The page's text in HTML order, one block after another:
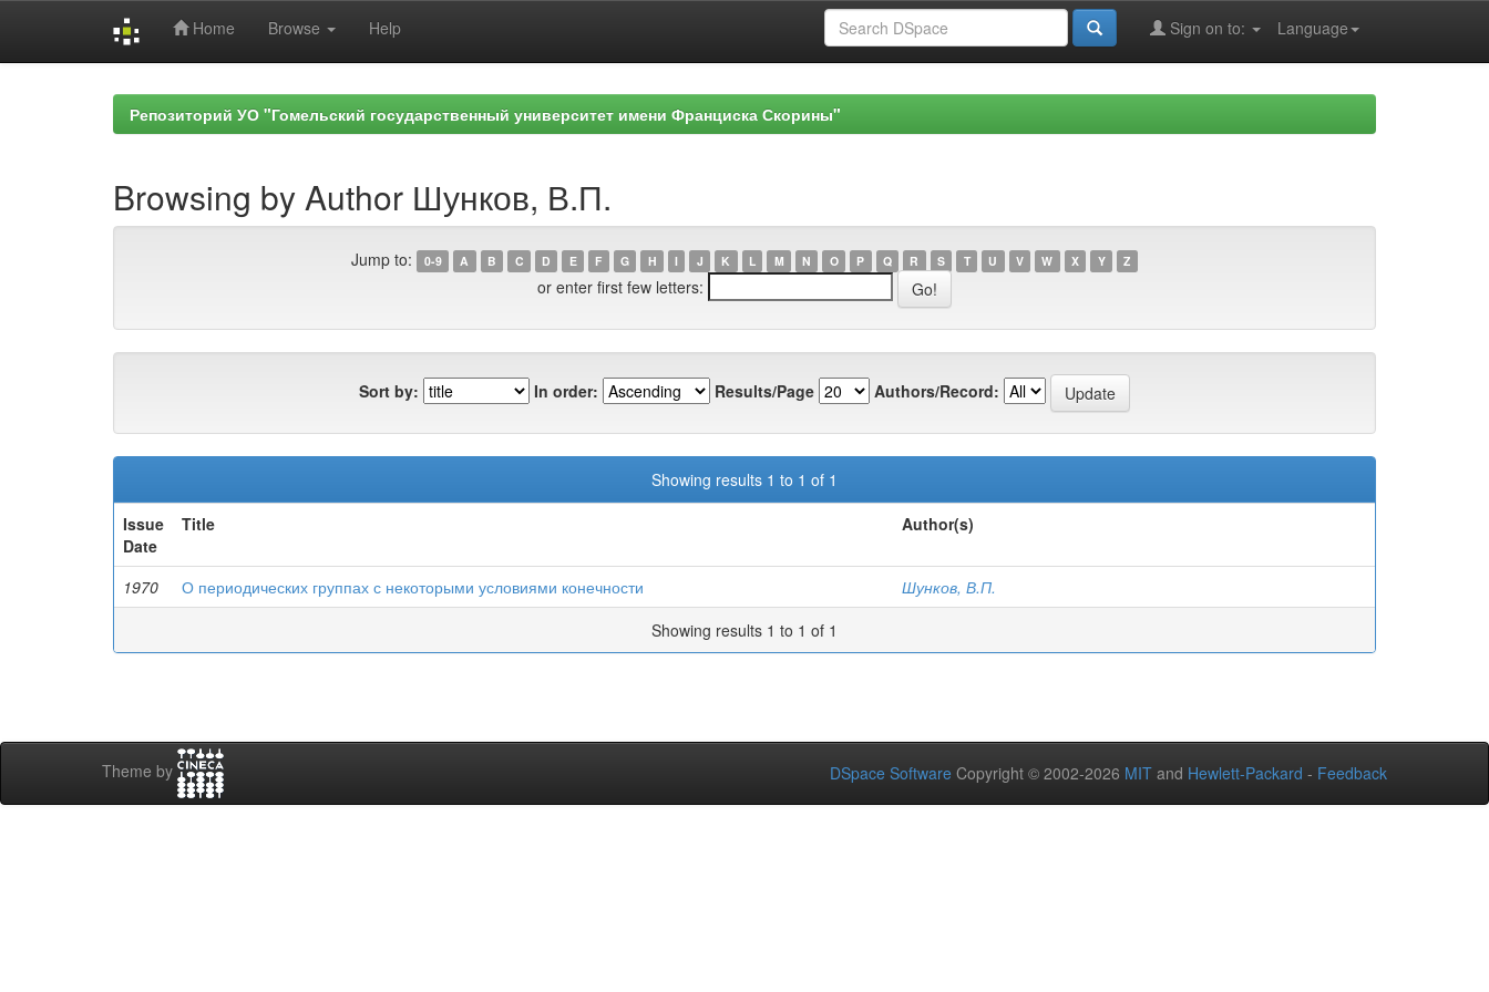
Home Browse Help Language
Sign on to:
Репозиторий УО "Гомельский государственный университет имени Франциска Скорины"
Browsing by Author Шунков, В.П.
Jump to: 0-9 A B C D E F G H I J K L M N O P Q R S T U V W X Y Z
or enter first few letters:
Sort by: In order: Results/Page Authors/Record:
Showing results 1 to 1 of 1
Issue
Date
Title Author(s)
1970 О периодических группах с некоторыми условиями конечности
Шунков, В.П.
Showing results 1 to 1 of 1
Theme by DSpace Software Copyright © 2002-2026 MIT and Hewlett-Packard - Feedback